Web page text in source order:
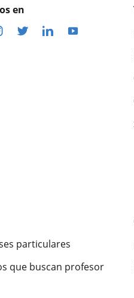
en
particulares
que buscan profesor